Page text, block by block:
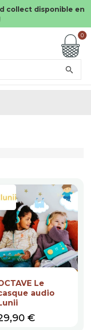
collect disponible en
0
Le
audio
€